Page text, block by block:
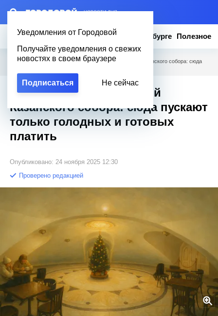
– НОВОСТИ ДНЯ
Уведомления от Городовой
Получайте уведомления о свежих
новостях в своем браузере
Подписаться Не сейчас
Новости Эксклюзив Вопросы о Петербурге Полезное
Городовой Полезное / Тайная часть подземелий Казанского собора: сюда
Тайная часть подземелий
Казанского собора: сюда пускают
только голодных и готовых
платить
Опубликовано: 24 ноября 2025 12:30
Проверено редакцией